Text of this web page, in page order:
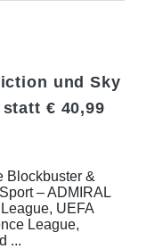
und Sky
€ 40,99
Blockbuster &
– ADMIRAL
UEFA
League,
...